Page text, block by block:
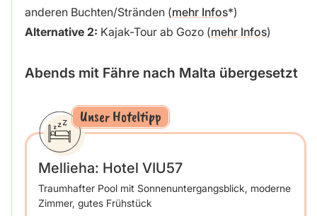
anderen Buchten/Stränden (mehr Infos )
Alternative 2: Kajak-Tour ab Gozo (mehr Infos)
Abends mit Fähre nach Malta übergesetzt
Unser Hoteltipp
Mellieha: Hotel VIU57
Traumhafter Pool mit Sonnenuntergangsblick, moderne
Zimmer, gutes Frühstück